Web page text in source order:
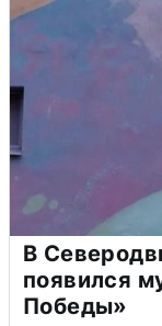
В
появился
Победы»